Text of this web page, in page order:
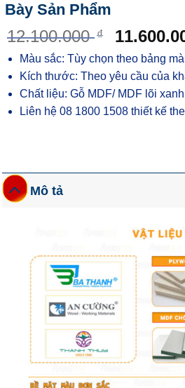
Bày Sản Phẩm
12.100.000₫
Màu sắc: Tùy chọn theo bảng
Kích thước: Theo yêu cầu của
Chất liệu: Gỗ MDF/ MDF lõi
Liên hệ 08 1800 1508 thiết kế
Mô tả